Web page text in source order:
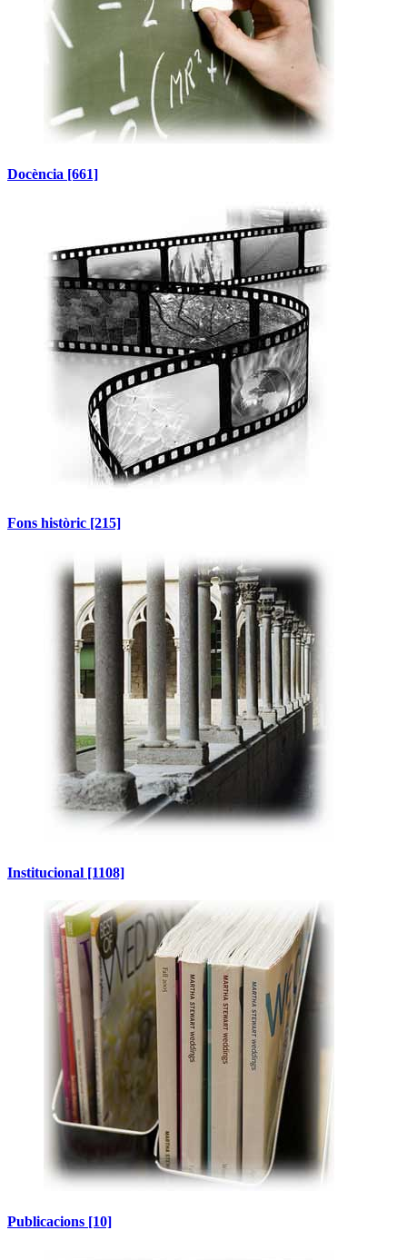
Docència [661]
Fons històric [215]
Institucional [1108]
Publicacions [10]